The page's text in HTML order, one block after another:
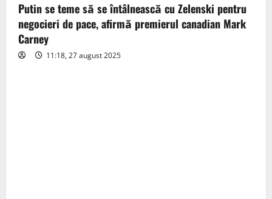
Putin se teme să se întâlnească cu Zelenski pentru
negocieri de pace, afirmă premierul canadian Mark
Carney
11:18, 27 august 2025